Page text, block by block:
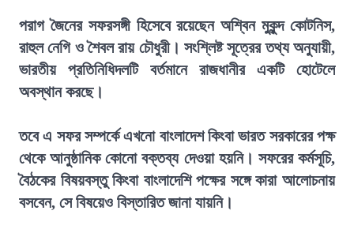
পরাগ জৈনের সফরসঙ্গী হিসেবে রয়েছেন অশ্বিন মুকুন্দ কোটনিস,
রাহুল নেগি ও শৈবল রায় চৌধুরী। সংশ্লিষ্ট সূত্রের তথ্য অনুযায়ী,
ভারতীয় প্রতিনিধিদলটি বর্তমানে রাজধানীর একটি হোটেলে
অবস্থান করছে।
তবে এ সফর সম্পর্কে এখনো বাংলাদেশ কিংবা ভারত সরকারের পক্ষ
থেকে আনুষ্ঠানিক কোনো বক্তব্য দেওয়া হয়নি। সফরের কর্মসূচি,
বৈঠকের বিষয়বস্তু কিংবা বাংলাদেশি পক্ষের সঙ্গে কারা আলোচনায়
বসবেন, সে বিষয়েও বিস্তারিত জানা যায়নি।